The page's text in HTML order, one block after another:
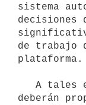
sistema
decisiones
de trabajo
plataforma.
deberán